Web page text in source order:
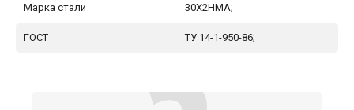
Марка стали 30Х2НМА;
ГОСТ ТУ 14-1-950-86;